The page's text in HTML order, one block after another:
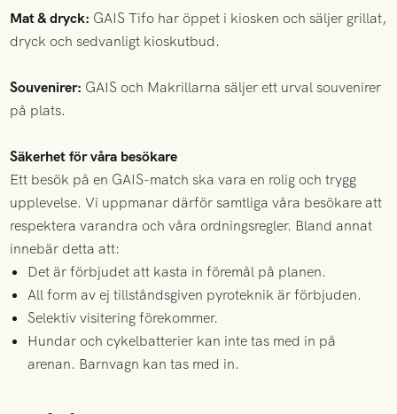
Mat & dryck: GAIS Tifo har öppet i kiosken och säljer grillat,
dryck och sedvanligt kioskutbud.
Souvenirer: GAIS och Makrillarna säljer ett urval souvenirer
på plats.
Säkerhet för våra besökare
Ett besök på en GAIS-match ska vara en rolig och trygg
upplevelse. Vi uppmanar därför samtliga våra besökare att
respektera varandra och våra ordningsregler. Bland annat
innebär detta att:
Det är förbjudet att kasta in föremål på planen.
All form av ej tillståndsgiven pyroteknik är förbjuden.
Selektiv visitering förekommer.
Hundar och cykelbatterier kan inte tas med in på
arenan. Barnvagn kan tas med in.